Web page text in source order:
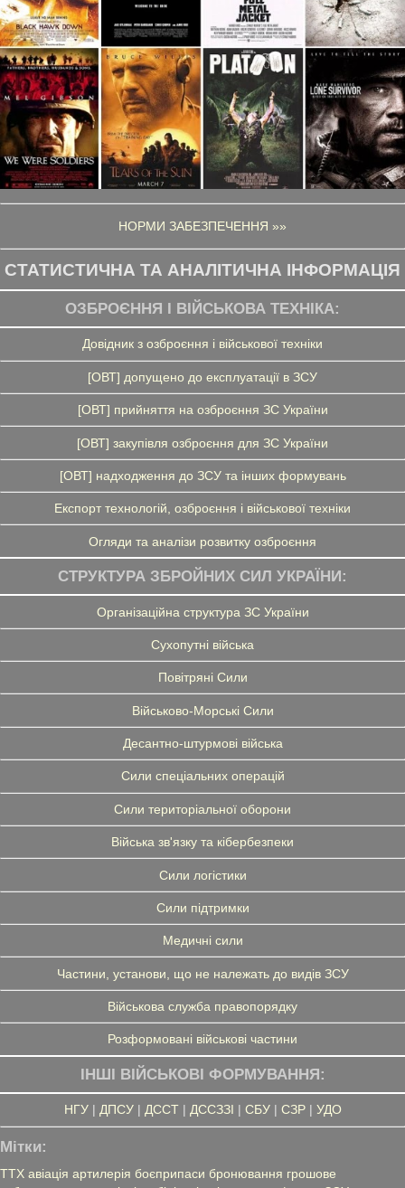
НОРМИ ЗАБЕЗПЕЧЕННЯ »»
СТАТИСТИЧНА ТА АНАЛІТИЧНА ІНФОРМАЦІЯ
ОЗБРОЄННЯ І ВІЙСЬКОВА ТЕХНІКА:
Довідник з озброєння і військової техніки
[ОВТ] допущено до експлуатації в ЗСУ
[ОВТ] прийняття на озброєння ЗС України
[ОВТ] закупівля озброєння для ЗС України
[ОВТ] надходження до ЗСУ та інших формувань
Експорт технологій, озброєння і військової техніки
Огляди та аналізи розвитку озброєння
СТРУКТУРА ЗБРОЙНИХ СИЛ УКРАЇНИ:
Організаційна структура ЗС України
Сухопутні війська
Повітряні Сили
Військово-Морські Сили
Десантно-штурмові війська
Сили спеціальних операцій
Сили територіальної оборони
Війська зв'язку та кібербезпеки
Сили логістики
Сили підтримки
Медичні сили
Частини, установи, що не належать до видів ЗСУ
Військова служба правопорядку
Розформовані військові частини
ІНШІ ВІЙСЬКОВІ ФОРМУВАННЯ:
НГУ| ДПСУ| ДССТ| ДССЗЗІ | СБУ| СЗР| УДО
Мітки:
ТТХ авіація артилерія боєприпаси бронювання грошове